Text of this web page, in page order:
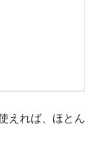
えれば、ほとん